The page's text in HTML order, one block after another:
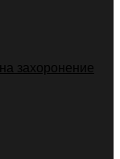
захоронение